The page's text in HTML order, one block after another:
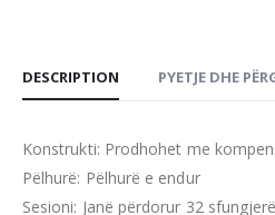
DESCRIPTION PYETJE DHE
Konstrukti: Prodhohet me
Pëlhurë: Pëlhurë e endur
Sesioni: Janë përdorur 32